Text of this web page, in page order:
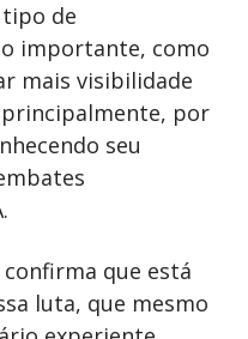
tipo de
importante, como
mais visibilidade
principalmente, por
seu
confirma que está
luta, que mesmo